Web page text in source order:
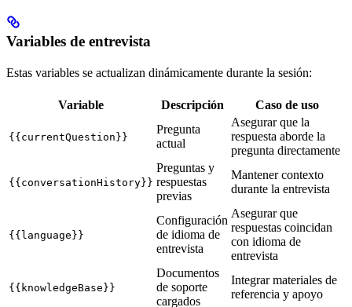
Variables de entrevista
Estas variables se actualizan dinámicamente durante la sesión:
Variable Descripción Caso de uso
{{currentQuestion}}
Pregunta
actual
Asegurar que la
respuesta aborde la
pregunta directamente
{{conversationHistory}}
Preguntas y
respuestas
previas
Mantener contexto
durante la entrevista
{{language}}
Configuración
de idioma de
entrevista
Asegurar que
respuestas coincidan
con idioma de
entrevista
{{knowledgeBase}}
Documentos
de soporte
cargados
Integrar materiales de
referencia y apoyo